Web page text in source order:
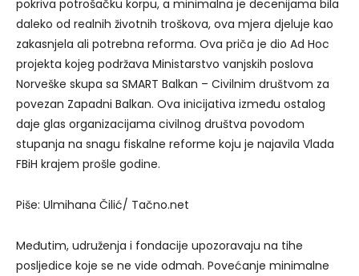
pokriva potrošačku korpu, a minimalna je decenijama bila
daleko od realnih životnih troškova, ova mjera djeluje kao
zakasnjela ali potrebna reforma. Ova priča je dio Ad Hoc
projekta kojeg podržava Ministarstvo vanjskih poslova
Norveške skupa sa SMART Balkan – Civilnim društvom za
povezan Zapadni Balkan. Ova inicijativa između ostalog
daje glas organizacijama civilnog društva povodom
stupanja na snagu fiskalne reforme koju je najavila Vlada
FBiH krajem prošle godine.
Piše: Ulmihana Čilić/ Tačno.net
Međutim, udruženja i fondacije upozoravaju na tihe
posljedice koje se ne vide odmah. Povećanje minimalne